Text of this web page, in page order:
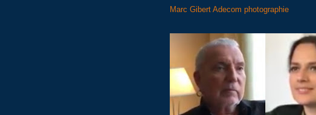
Marc Gibert Adecom photographie